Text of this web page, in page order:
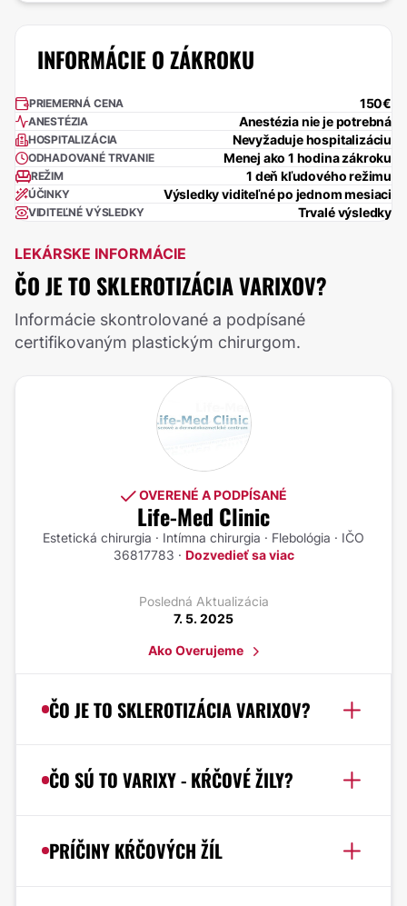
INFORMÁCIE O ZÁKROKU
PRIEMERNÁ CENA 150€
ANESTÉZIA Anestézia nie je potrebná
HOSPITALIZÁCIA Nevyžaduje hospitalizáciu
ODHADOVANÉ TRVANIE Menej ako 1 hodina zákroku
REŽIM 1 deň kľudového režimu
ÚČINKY Výsledky viditeľné po jednom mesiaci
VIDITEĽNÉ VÝSLEDKY Trvalé výsledky
LEKÁRSKE INFORMÁCIE
ČO JE TO SKLEROTIZÁCIA VARIXOV?
Informácie skontrolované a podpísané
certifikovaným plastickým chirurgom.
OVERENÉ A PODPÍSANÉ
Life-Med Clinic
Estetická chirurgia · Intímna chirurgia · Flebológia · IČO
36817783 · Dozvedieť sa viac
Posledná Aktualizácia
7. 5. 2025
Ako Overujeme
ČO JE TO SKLEROTIZÁCIA VARIXOV?
ČO SÚ TO VARIXY - KŔČOVÉ ŽILY?
PRÍČINY KŔČOVÝCH ŽÍL